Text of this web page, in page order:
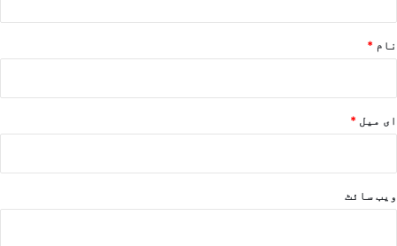
نام *
ای میل *
ویب‌ سائٹ